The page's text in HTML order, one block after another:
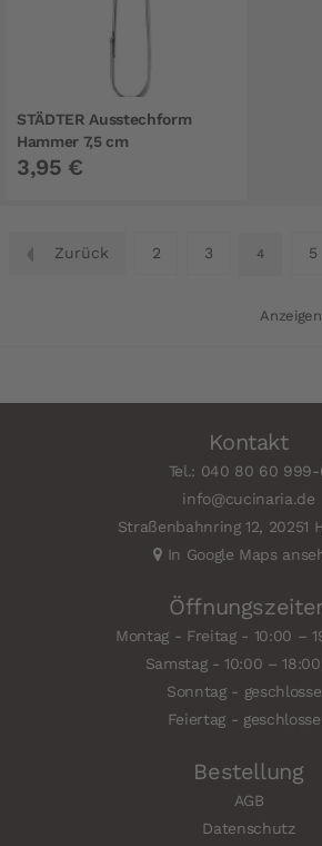
STÄDTER Ausstechform
Hammer 7,5 cm
3,95 €
Seite
Zurück Seite
2 Seite
3 Sie lesen
4 5
Anzeigen
Kontakt
Tel.: 040 80 60 999-
info@cucinaria.de
Straßenbahnring 12, 20251
In Google Maps
Montag - Freitag - 10:00 –
Samstag - 10:00 –
Sonntag -
Feiertag -
Bestellung
AGB
Datenschutz